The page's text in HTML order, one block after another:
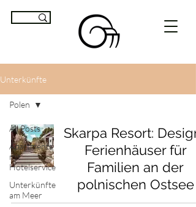
Unterkünfte
All Posts
Apartments
mit
Hotelservice
Unterkünfte
am Meer
Polen
Skarpa Resort:
Ferienhäuser für
Familien an der
polnischen Ostsee